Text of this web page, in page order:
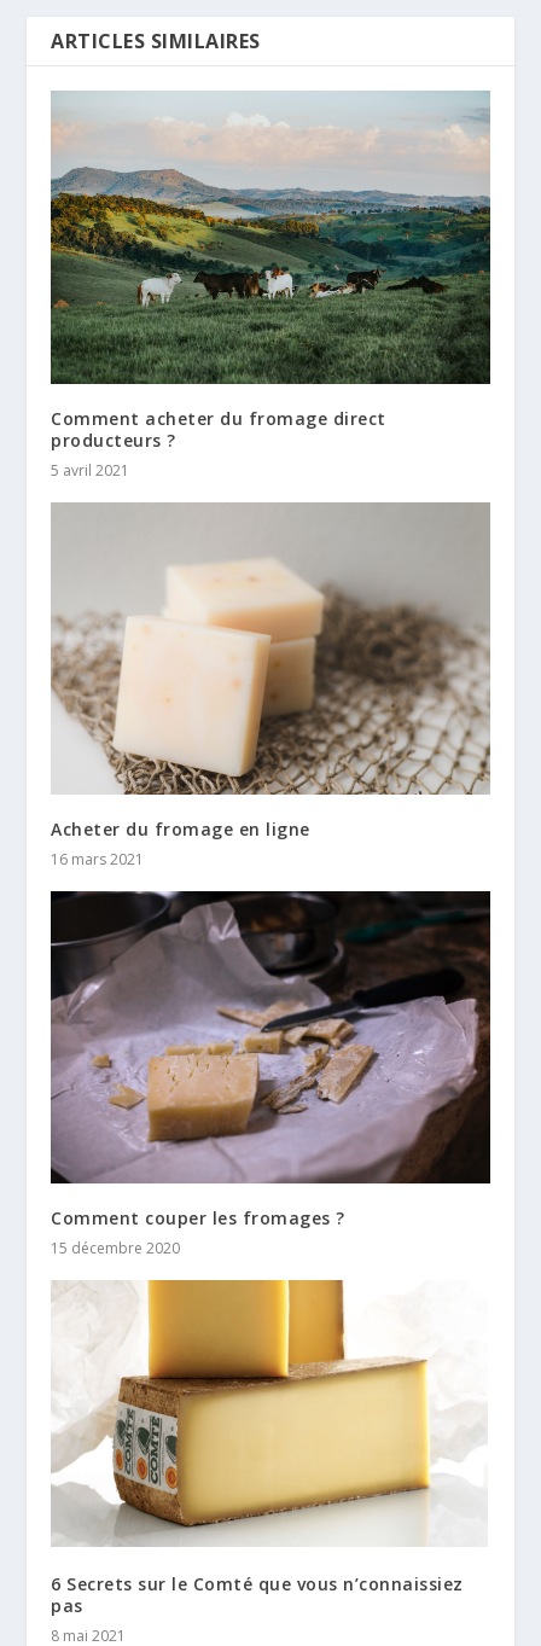
ARTICLES SIMILAIRES
Comment acheter du fromage direct
producteurs ?
5 avril 2021
Acheter du fromage en ligne
16 mars 2021
Comment couper les fromages ?
15 décembre 2020
6 Secrets sur le Comté que vous n’connaissiez
pas
8 mai 2021